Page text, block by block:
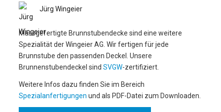
Jürg Wingeier
Massgefertigte Brunnstubendecke sind eine weitere
Spezialität der Wingeier AG. Wir fertigen für jede
Brunnstube den passenden Deckel. Unsere
Brunnenstubendeckel sind SVGW-zertifiziert.
Weitere Infos dazu finden Sie im Bereich
Spezialanfertigungen und als PDF-Datei zum Downloaden.